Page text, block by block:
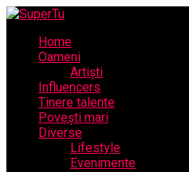
Home
Oameni
Artiști
Influencers
Tinere talente
Povești mari
Diverse
Lifestyle
Evenimente